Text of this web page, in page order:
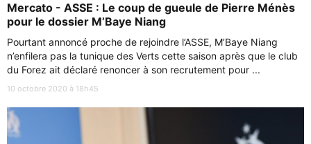
Mercato - ASSE : Le coup de gueule de Pierre Ménès
pour le dossier M’Baye Niang
Pourtant annoncé proche de rejoindre l’ASSE, M’Baye Niang
n’enfilera pas la tunique des Verts cette saison après que le club
du Forez ait déclaré renoncer à son recrutement pour ...
10 octobre 2020 à 18h45